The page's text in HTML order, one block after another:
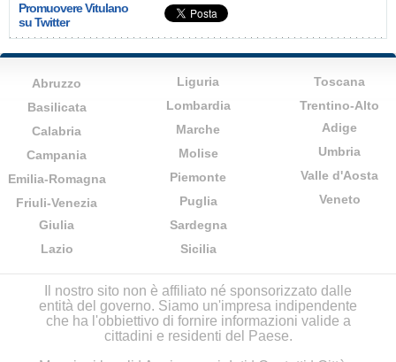
Promuovere Vitulano
su Twitter
Abruzzo
Basilicata
Calabria
Campania
Emilia-Romagna
Friuli-Venezia
Giulia
Lazio
Liguria
Lombardia
Marche
Molise
Piemonte
Puglia
Sardegna
Sicilia
Toscana
Trentino-Alto
Adige
Umbria
Valle d'Aosta
Veneto
Il nostro sito non è affiliato né sponsorizzato dalle
entità del governo. Siamo un'impresa indipendente
che ha l'obbiettivo di fornire informazioni valide a
cittadini e residenti del Paese.